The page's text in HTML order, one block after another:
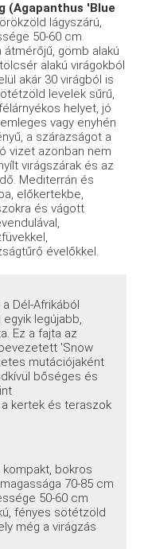
(Agapanthus 'Blue
lágyszárú,
50-60 cm.
átmérőjű, gömb alakú
alakú virágokból
akár 30 virágból is
levelek sűrű,
helyet, jó
vagy enyhén
a szárazságot a
vizet azonban nem
virágszárak és az
Mediterrán és
előkertekbe,
és vágott
évelőkkel.
Dél-Afrikából
legújabb,
Ez a fajta az
'Snow
mutációjaként
bőséges és
kertek és teraszok
bokros
70-85 cm
50-60 cm
fényes sötétzöld
még a virágzás